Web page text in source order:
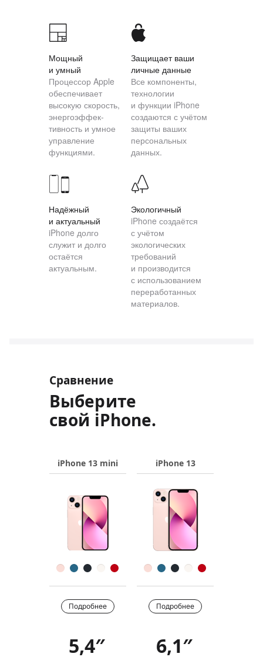
Мощный
и умный
Процессор Apple
обеспечивает
высокую скорость,
энергоэффек­
тивность и умное
управление
функциями.
Защищает ваши
личные данные
Все компоненты,
технологии
и функции iPhone
создаются с учётом
защиты ваших
персональных
данных.
Надёжный
и актуальный
iPhone долго
служит и долго
остаётся
актуальным.
Экологичный
iPhone создаётся
с учётом
экологических
требований
и производится
с использованием
переработанных
материалов.
Сравнение
Выберите
свой iPhone.
Название
iPhone 13 mini iPhone 13
Изображения
КупитьПодробнее Подробнее
Обзор5,4″ 6,1″